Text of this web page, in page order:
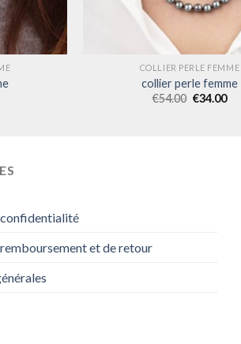
COLLIER PERLE FEMME
collier perle femme
€54.00 €34.00
et de retour